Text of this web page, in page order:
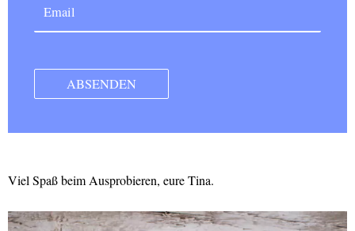
Viel Spaß beim Ausprobieren, eure Tina.